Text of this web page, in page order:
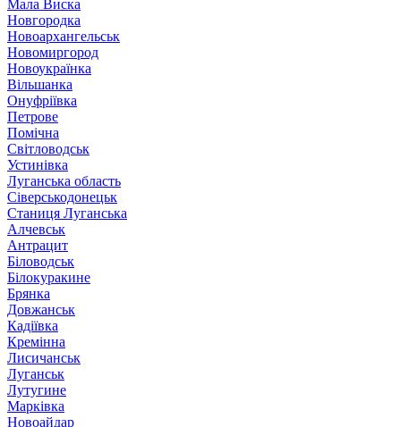
Мала Виска
Новгородка
Новоархангельськ
Новомиргород
Новоукраїнка
Вільшанка
Онуфріївка
Петрове
Помічна
Світловодськ
Устинівка
Луганська область
Сіверськодонецьк
Станиця Луганська
Алчевськ
Антрацит
Біловодськ
Білокуракине
Брянка
Довжанськ
Кадіївка
Кремінна
Лисичанськ
Луганськ
Лутугине
Марківка
Новоайдар